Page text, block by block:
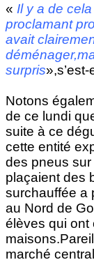
« Il y a de
proclamant
avait
surpris
Notons
de ce lundi
suite à ce
cette entité
des pneus
plaçaient des
surchauffée a
au Nord de
élèves qui ont
marché